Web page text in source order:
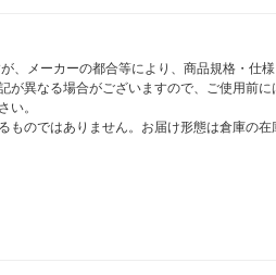
メーカーの都合等により、商品規格・仕
異なる場合がございますので、ご使用前
い。
のではありません。お届け形態は倉庫の